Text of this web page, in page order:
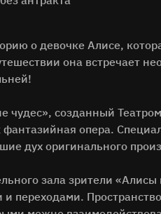
о девочке Алисе,
она встречает
чудес», созданный
фантазийная опера.
дух оригинального
зала зрители
переходами.